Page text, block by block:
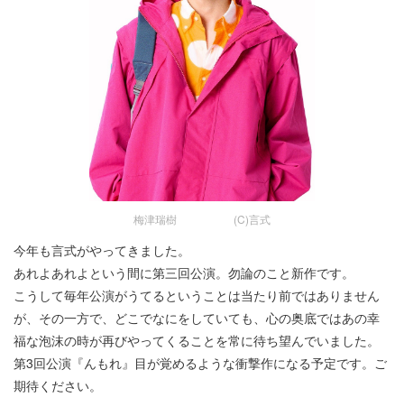
梅津瑞樹 (C)言式
今年も言式がやってきました。
あれよあれよという間に第三回公演。勿論のこと新作です。
こうして毎年公演がうてるということは当たり前ではありません
が、その一方で、どこでなにをしていても、心の奥底ではあの幸
福な泡沫の時が再びやってくることを常に待ち望んでいました。
第3回公演『んもれ』目が覚めるような衝撃作になる予定です。ご
期待ください。